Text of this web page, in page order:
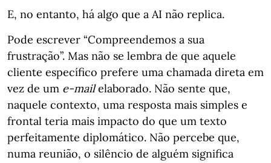
E, no entanto, há algo que a AI não replica.
Pode escrever “Compreendemos a sua
frustração”. Mas não se lembra de que aquele
cliente específico prefere uma chamada direta em
vez de um e-mailelaborado. Não sente que,
naquele contexto, uma resposta mais simples e
frontal teria mais impacto do que um texto
perfeitamente diplomático. Não percebe que,
numa reunião, o silêncio de alguém significa